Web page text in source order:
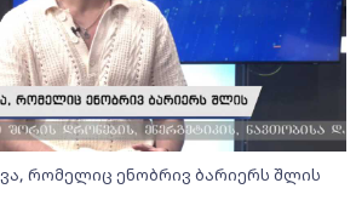
რომელიც ენობრივ ბარიერს შლის